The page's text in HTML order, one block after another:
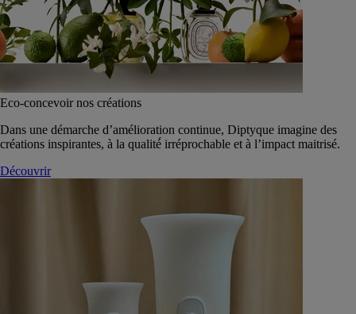
Eco-concevoir nos créations
Dans une démarche d’amélioration continue, Diptyque imagine des
créations inspirantes, à la qualité́ irréprochable et à l’impact maitrisé.
Découvrir